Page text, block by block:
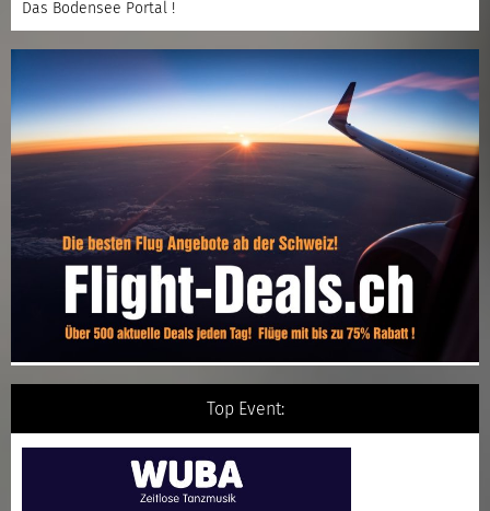
Das Bodensee Portal !
Top Event: